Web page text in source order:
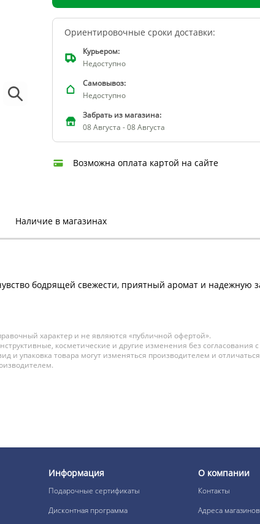
Ориентировочные сроки доставки:
Курьером:
Недоступно
Самовывоз:
Недоступно
Забрать из магазина:
08 Августа - 08 Августа
Возможна оплата картой на сайте
Наличие в магазинах
бодрящей свежести, приятный аромат и надежную
характер и не являются «публичной офертой».
косметические и другие изменения без согласования
и упаковка товара могут изменяться производителем и
Информация
Подарочные сертификаты
Дисконтная программа
О компании
Контакты
Адреса магазинов